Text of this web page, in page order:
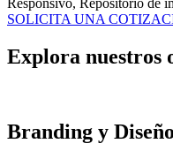
Responsivo, Repositorio de
SOLICITA UNA
Explora nuestros
Branding y Diseño